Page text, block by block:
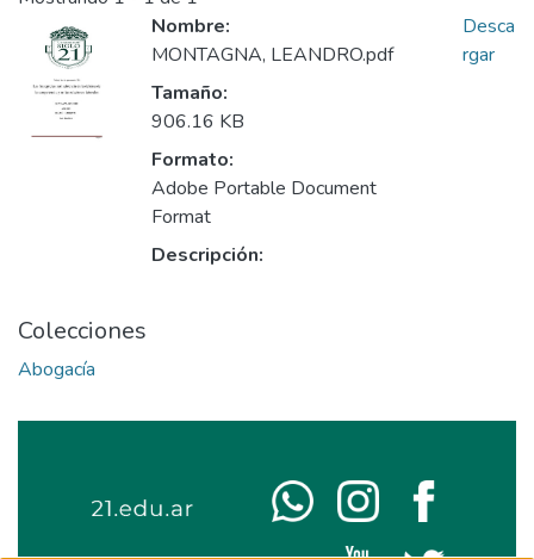
Nombre:
MONTAGNA, LEANDRO.pdf
Tamaño:
906.16 KB
Formato:
Adobe Portable Document
Format
Descripción:
Desca
rgar
Colecciones
Abogacía